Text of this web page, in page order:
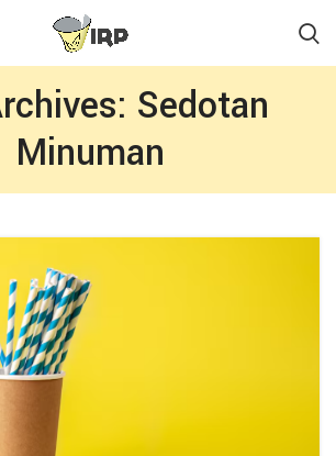
Sedotan
Minuman